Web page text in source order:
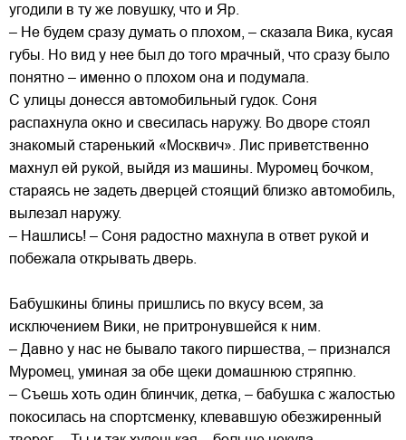
угодили в ту же ловушку, что и Яр.
– Не будем сразу думать о плохом, – сказала Вика, кусая
губы. Но вид у нее был до того мрачный, что сразу было
понятно – именно о плохом она и подумала.
С улицы донесся автомобильный гудок. Соня
распахнула окно и свесилась наружу. Во дворе стоял
знакомый старенький «Москвич». Лис приветственно
махнул ей рукой, выйдя из машины. Муромец бочком,
стараясь не задеть дверцей стоящий близко автомобиль,
вылезал наружу.
– Нашлись! – Соня радостно махнула в ответ рукой и
побежала открывать дверь.
Бабушкины блины пришлись по вкусу всем, за
исключением Вики, не притронувшейся к ним.
– Давно у нас не бывало такого пиршества, – признался
Муромец, уминая за обе щеки домашнюю стряпню.
– Съешь хоть один блинчик, детка, – бабушка с жалостью
покосилась на спортсменку, клевавшую обезжиренный